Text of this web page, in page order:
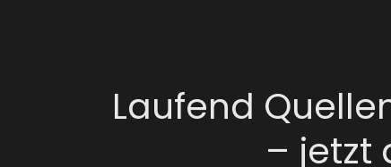
Laufend
– jetzt